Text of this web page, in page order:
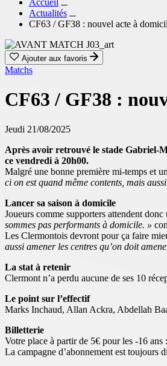
Accueil
Actualités
CF63 / GF38 : nouvel acte à
Ajouter aux favoris
Matchs
CF63 / GF38 :
Jeudi 21/08/2025
Après avoir retrouvé le stade Gabriel-
ce vendredi à 20h00.
Malgré une bonne première mi-temps et
ci on est quand même contents, mais
Lancer sa saison à domicile
Joueurs comme supporters attendent
sommes pas performants à domicile. »
Les Clermontois devront pour ça faire
aussi amener les centres qu’on doit
La stat à retenir
Clermont n’a perdu aucune de ses 10
Le point sur l’effectif
Marks Inchaud, Allan Ackra, Abdellah
Billetterie
Votre place à partir de 5€ pour les -16 ans :
La campagne d’abonnement est toujours